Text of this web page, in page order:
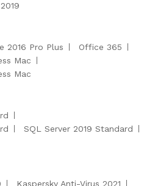
2016 Pro Plus
Office 365
Mac
Mac
SQL Server 2019 Standard
Kaspersky Anti-Virus 2021